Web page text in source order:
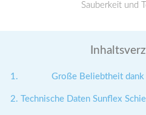
Sauberkeit und
Große Beliebtheit
Technische Daten Sunflex